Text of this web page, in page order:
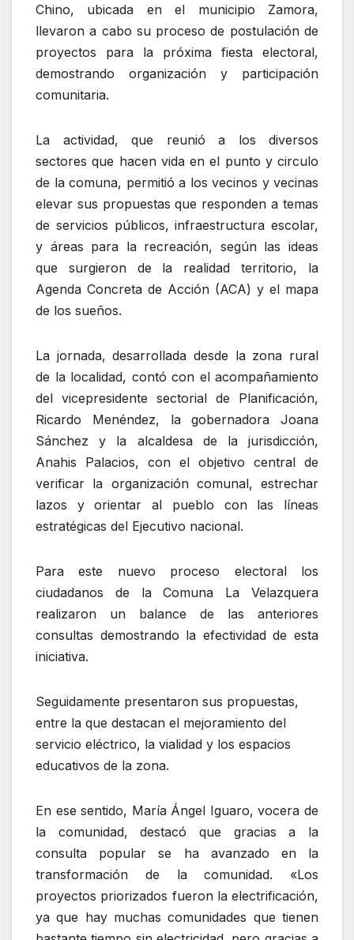
Chino, ubicada en el municipio Zamora,
llevaron a cabo su proceso de postulación de
proyectos para la próxima fiesta electoral,
demostrando organización y participación
comunitaria.
La actividad, que reunió a los diversos
sectores que hacen vida en el punto y circulo
de la comuna, permitió a los vecinos y vecinas
elevar sus propuestas que responden a temas
de servicios públicos, infraestructura escolar,
y áreas para la recreación, según las ideas
que surgieron de la realidad territorio, la
Agenda Concreta de Acción (ACA) y el mapa
de los sueños.
La jornada, desarrollada desde la zona rural
de la localidad, contó con el acompañamiento
del vicepresidente sectorial de Planificación,
Ricardo Menéndez, la gobernadora Joana
Sánchez y la alcaldesa de la jurisdicción,
Anahis Palacios, con el objetivo central de
verificar la organización comunal, estrechar
lazos y orientar al pueblo con las líneas
estratégicas del Ejecutivo nacional.
Para este nuevo proceso electoral los
ciudadanos de la Comuna La Velazquera
realizaron un balance de las anteriores
consultas demostrando la efectividad de esta
iniciativa.
Seguidamente presentaron sus propuestas,
entre la que destacan el mejoramiento del
servicio eléctrico, la vialidad y los espacios
educativos de la zona.
En ese sentido, María Ángel Iguaro, vocera de
la comunidad, destacó que gracias a la
consulta popular se ha avanzado en la
transformación de la comunidad. «Los
proyectos priorizados fueron la electrificación,
ya que hay muchas comunidades que tienen